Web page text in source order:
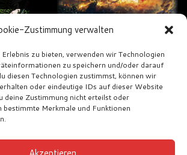
Zustimmung verwalten
zu bieten, verwenden wir Technologien
zu speichern und/oder darauf
diesen Technologien zustimmst, können wir
oder eindeutige IDs auf dieser Website
deine Zustimmung nicht erteilst oder
bestimmte Merkmale und Funktionen
Chaosbringer –
Turn into Ruins
€12,00